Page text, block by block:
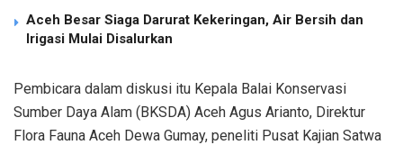
Aceh Besar Siaga Darurat Kekeringan, Air Bersih dan
Irigasi Mulai Disalurkan
Pembicara dalam diskusi itu Kepala Balai Konservasi
Sumber Daya Alam (BKSDA) Aceh Agus Arianto, Direktur
Flora Fauna Aceh Dewa Gumay, peneliti Pusat Kajian Satwa